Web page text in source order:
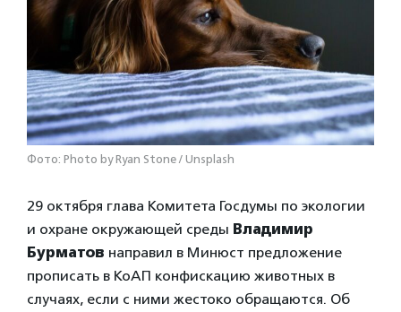
Фото: Photo by Ryan Stone / Unsplash
29 октября глава Комитета Госдумы по экологии
и охране окружающей среды Владимир
Бурматов направил в Минюст предложение
прописать в КоАП конфискацию животных в
случаях, если с ними жестоко обращаются. Об